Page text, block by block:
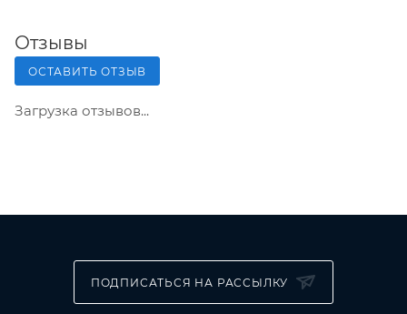
Отзывы
ОСТАВИТЬ ОТЗЫВ
Загрузка отзывов...
ПОДПИСАТЬСЯ НА РАССЫЛКУ